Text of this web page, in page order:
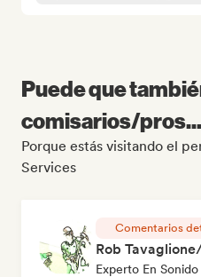
Puede que
comisarios/pros...
Porque estás visitando el
Services
Comentarios
Rob
Experto En Sonido